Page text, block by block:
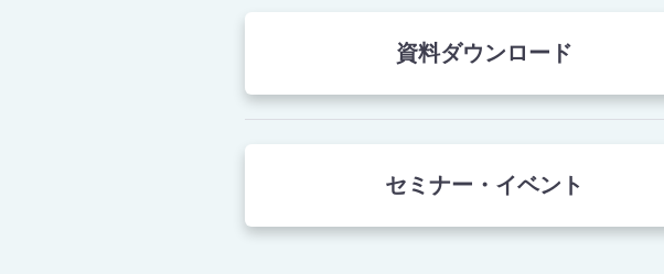
資料ダウンロード
セミナー・イベント